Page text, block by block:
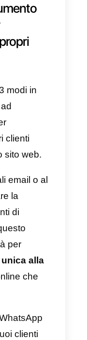
wigdet di chat
di Callbell che
principali
molto simile
per
creato ed
sul vostro sito
nella pagina